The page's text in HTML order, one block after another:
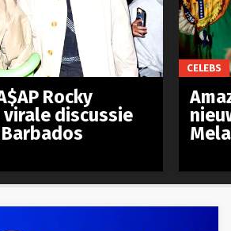
Rocky
discussie
CELEBS